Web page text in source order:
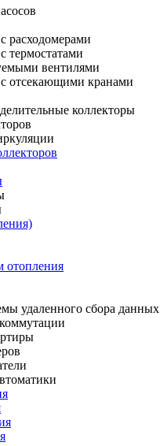
расходомерами
термостатами
вентилями
отсекающими кранами
коллекторы
отопления
удаленного сбора данных